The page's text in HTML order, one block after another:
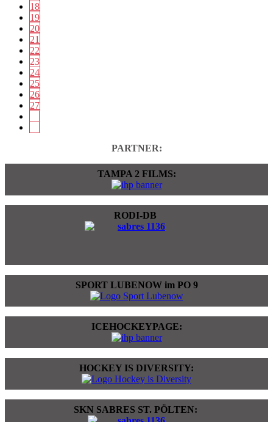
18
19
20
21
22
23
24
25
26
27
PARTNER:
TAMPA 2 FILMS:
RODI-DB
SPORT LUBENOW im PO 9
ICEHOCKEYPAGE:
HOCKEY IS DIVERSITY:
SKN SABRES ST. PÖLTEN: